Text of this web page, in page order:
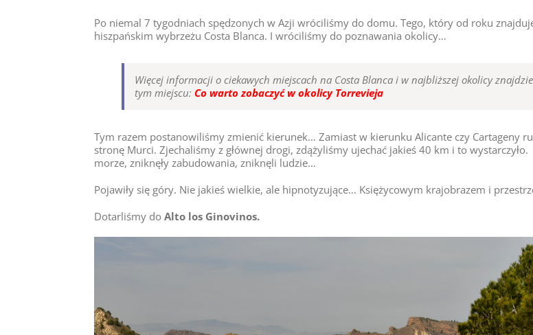
Po niemal 7 tygodniach spędzonych w Azji wróciliśmy do domu. Tego, który od roku
hiszpańskim wybrzeżu Costa Blanca. I wróciliśmy do poznawania okolicy…
Więcej informacji o ciekawych miejscach na Costa Blanca i w najbliższej okolicy
tym miejscu: Co warto zobaczyć w okolicy Torrevieja
Tym razem postanowiliśmy zmienić kierunek… Zamiast w kierunku Alicante czy Cartageny
stronę Murci. Zjechaliśmy z głównej drogi, zdążyliśmy ujechać jakieś 40 km i to wystarczyło.
morze, zniknęły zabudowania, zniknęli ludzie…
Pojawiły się góry. Nie jakieś wielkie, ale hipnotyzujące… Księżycowym krajobrazem i
Dotarliśmy do Alto los Ginovinos.